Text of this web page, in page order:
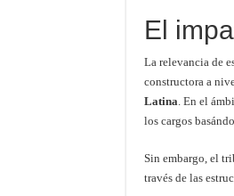
El
La relevancia de
constructora a
Latina . En el
los cargos
Sin embargo, el
través de las